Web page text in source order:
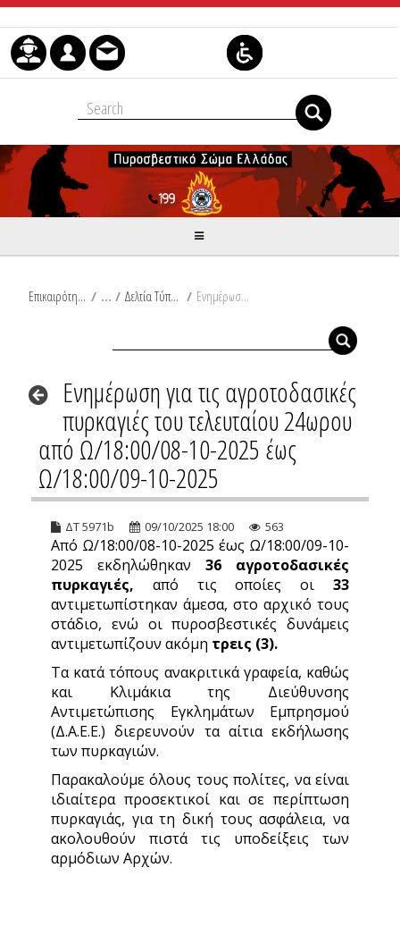
Μετάβαση στο περιεχόμενο
Επικαιρότητα / Δελτία Τύπου / Ενημέρωση για τις αγροτοδασικές πυρκαγιές του τελευταίου 24ωρου από Ω/18:00/08-10-2025 έως Ω/18:00/09-10-2025
Ενημέρωση για τις αγροτοδασικές
πυρκαγιές του τελευταίου 24ωρου
από Ω/18:00/08-10-2025 έως
Ω/18:00/09-10-2025
ΔΤ 5971b 09/10/2025 18:00 563
Από Ω/18:00/08-10-2025 έως Ω/18:00/09-10-
2025 εκδηλώθηκαν 36 αγροτοδασικές
πυρκαγιές, από τις οποίες οι 33
αντιμετωπίστηκαν άμεσα, στο αρχικό τους
στάδιο, ενώ οι πυροσβεστικές δυνάμεις
αντιμετωπίζουν ακόμη τρεις (3).
Τα κατά τόπους ανακριτικά γραφεία, καθώς
και Κλιμάκια της Διεύθυνσης
Αντιμετώπισης Εγκλημάτων Εμπρησμού
(Δ.Α.Ε.Ε.) διερευνούν τα αίτια εκδήλωσης
των πυρκαγιών.
Παρακαλούμε όλους τους πολίτες, να είναι
ιδιαίτερα προσεκτικοί και σε περίπτωση
πυρκαγιάς, για τη δική τους ασφάλεια, να
ακολουθούν πιστά τις υποδείξεις των
αρμόδιων Αρχών.